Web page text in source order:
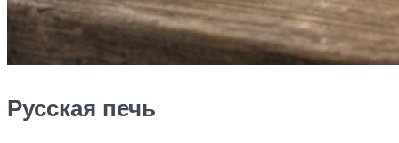
Русская печь